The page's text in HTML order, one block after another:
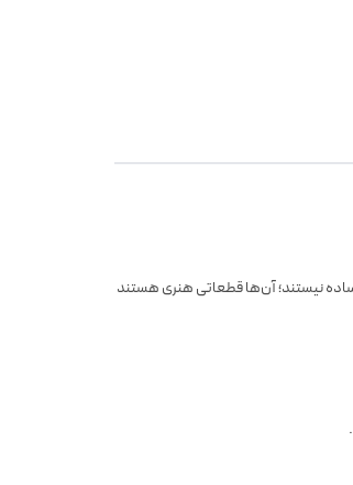
نیستند؛ آن‌ها قطعاتی هنری هستند که با دقت وظرافت